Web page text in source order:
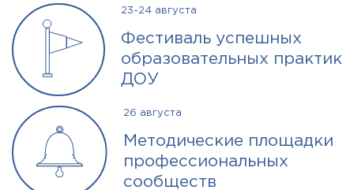
23-24 августа
Фестиваль успешных
образовательных практик
ДОУ
26 августа
Методические площадки
профессиональных
сообществ